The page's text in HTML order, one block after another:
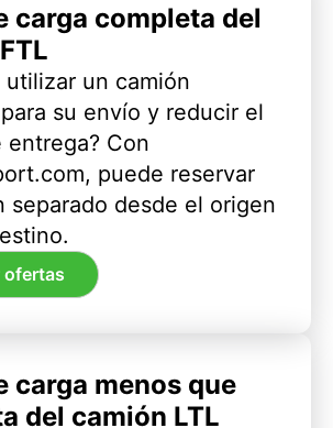
carga completa del
utilizar un camión
su envío y reducir el
Con
puede reservar
separado desde el origen
ofertas
carga menos que
del camión LTL